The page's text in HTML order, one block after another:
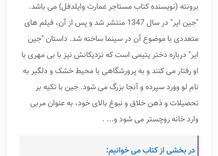
برونته (نویسنده کتاب مستاجر عمارت وایلدفل) می باشد.
"جین ایر" در سال 1347 منتشر شد و پس از آن، فیلم های
متعددی با موضوع آن در سینما ساخته شد. داستان "جین
ایر" درباره دختر یتیمی است که نزدیکانش نیز با بی مهری با
او رفتار می کنند و به پرورشگاهی با محیط خشک و دلگیر به
نام لو وورد سپرده و آنجا بزرگ می شود. جین با تکیه بر
تحصیلات و ذهن خلاق و نبوغ بالای خود، به عنوان مربی
وارد خانه روچستر می شود و... .
در بخشی از کتاب می خوانیم: